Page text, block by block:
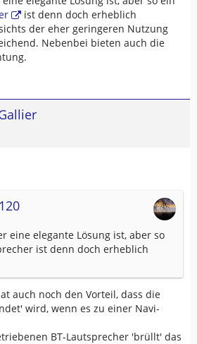
ist denn doch erheblich
der eher geringeren Nutzung
Nebenbei bieten auch die
eine elegante Lösung ist, aber so
ist denn doch erheblich
auch noch den Vorteil, dass die
wird, wenn es zu einer Navi-
BT-Lautsprecher 'brüllt' das